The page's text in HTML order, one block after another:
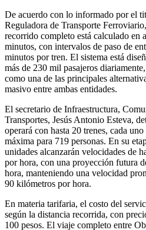
De acuerdo con lo informado por el
Reguladora de Transporte
recorrido completo está calculado en
minutos, con intervalos de paso de
minutos por tren. El sistema está
más de 230 mil pasajeros
como una de las principales
masivo entre ambas entidades.
El secretario de Infraestructura,
Transportes, Jesús Antonio Esteva,
operará con hasta 20 trenes, cada
máxima para 719 personas. En su
unidades alcanzarán velocidades de
por hora, con una proyección futura
hora, manteniendo una velocidad
90 kilómetros por hora.
En materia tarifaria, el costo del
según la distancia recorrida, con
100 pesos. El viaje completo entre